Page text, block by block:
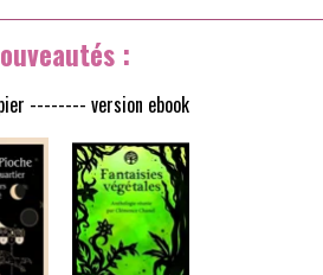
:
-------- version ebook